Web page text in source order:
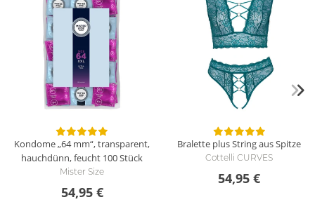
Kondome „64 mm“, transparent,
hauchdünn, feucht 100 Stück
Mister Size
54,95 €
Bralette plus String aus Spitze
Cottelli CURVES
54,95 €